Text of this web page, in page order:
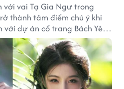
với vai Tạ Gia Ngư trong
thành tâm điểm chú ý khi
dự án cổ trang Bách Yêu